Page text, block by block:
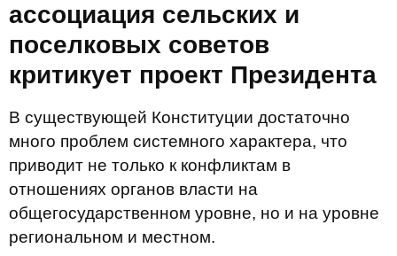
ассоциация сельских и
поселковых советов
критикует проект Президента
В существующей Конституции достаточно
много проблем системного характера, что
приводит не только к конфликтам в
отношениях органов власти на
общегосударственном уровне, но и на уровне
региональном и местном.